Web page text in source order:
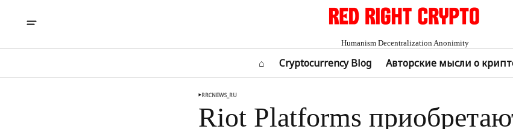
Humanism Decentralization Anonimity
⌂ Cryptocurrency Blog Авторские мысли о
RRCNEWS_RU
Riot Platforms